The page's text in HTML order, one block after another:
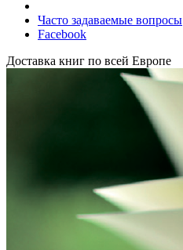
Часто задаваемые вопросы
Facebook
Доставка книг по всей Европе